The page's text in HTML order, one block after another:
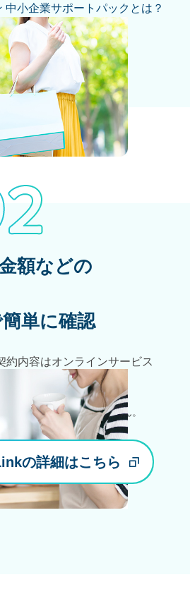
中小企業サポートパックとは？
額などの
単に確認
約内容はオンラインサービス
でも確認できます。
み金額のご案内はありません。
の詳細はこちら